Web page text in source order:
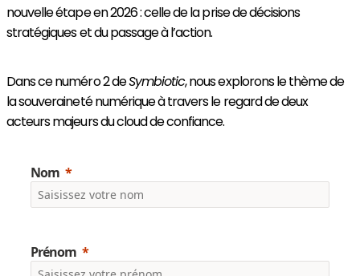
nouvelle étape en 2026 : celle de la prise de décisions
stratégiques et du passage à l’action.
Dans ce numéro 2 deSymbiotic, nous explorons le thème de
la souveraineté numérique à travers le regard de deux
acteurs majeurs du cloud de confiance.
Nom
Prénom